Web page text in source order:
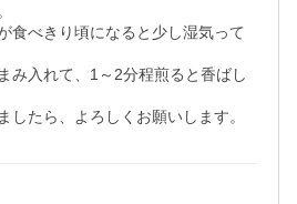
食べきり頃になると少し湿気って
み入れて、1～2分程煎ると香ばし
したら、よろしくお願いします。